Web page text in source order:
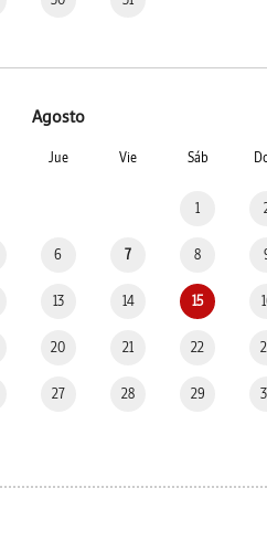
Agosto
Jue Vie Sáb
1
6 7 8
13 14 15
20 21 22
27 28 29